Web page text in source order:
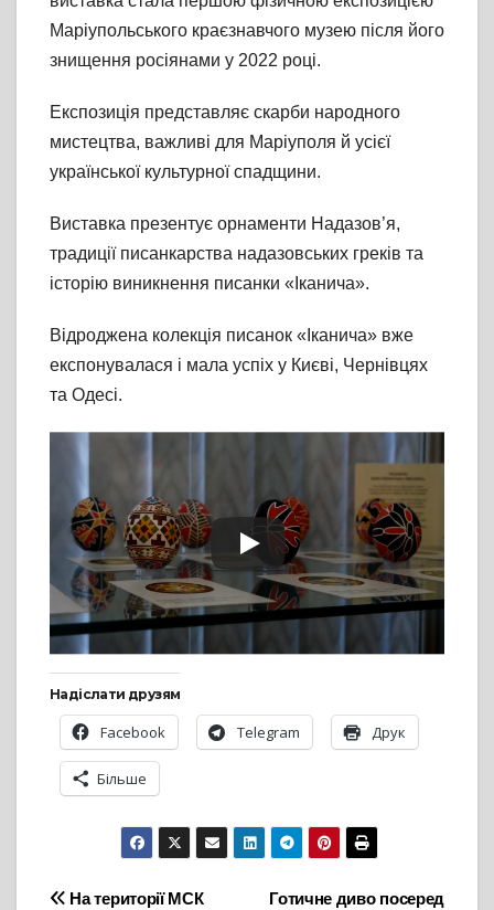
Маріупольського краєзнавчого музею після його
знищення росіянами у 2022 році.
Експозиція представляє скарби народного
мистецтва, важливі для Маріуполя й усієї
української культурної спадщини.
Виставка презентує орнаменти Надазов’я,
традиції писанкарства надазовських греків та
історію виникнення писанки «Іканича».
Відроджена колекція писанок «Іканича» вже
експонувалася і мала успіх у Києві, Чернівцях
та Одесі.
Надіслати друзям
Facebook Telegram Друк
Більше
Готичне диво посеред
На території МСК